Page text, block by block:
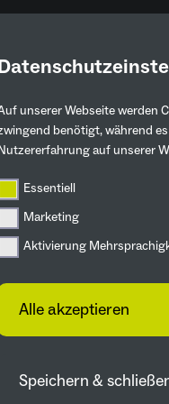
unserer Webseite werden
benötigt, während
auf unserer
Essentiell
Marketing
Aktivierung
Alle akzeptieren
Speichern &